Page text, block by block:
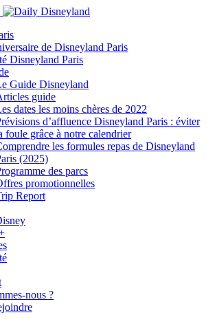
de Disneyland Paris
Disneyland Paris
Guide Disneyland
guide
dates les moins chères de 2022
d’affluence Disneyland Paris : éviter
foule grâce à notre calendrier
les formules repas de Disneyland
(2025)
des parcs
promotionnelles
Report
nous ?